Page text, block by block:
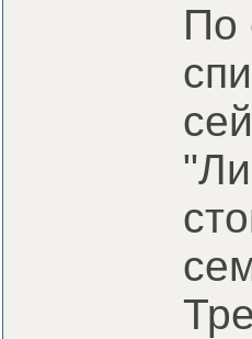
По